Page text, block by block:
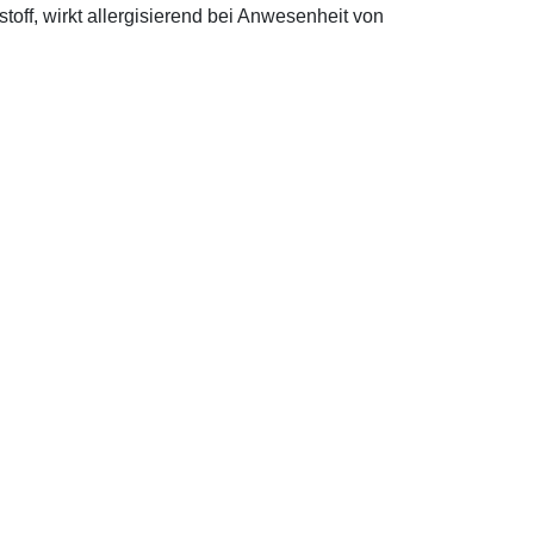
wirkt allergisierend bei Anwesenheit von